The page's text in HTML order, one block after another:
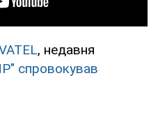
, недавня
спровокував